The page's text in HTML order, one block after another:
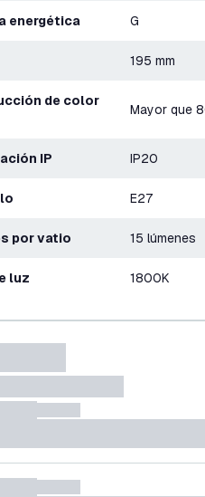
energética G
195 mm
Mayor que
IP IP20
E27
por vatio 15 lúmenes
luz 1800K